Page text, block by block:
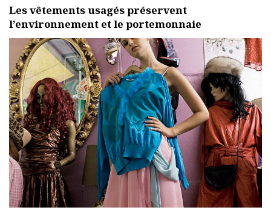
Les vêtements usagés préservent
l’environnement et le portemonnaie